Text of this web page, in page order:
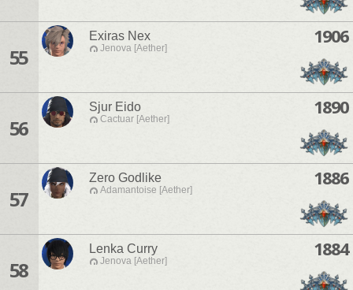
55
Exiras Nex
Jenova [Aether]
1906
56
Sjur Eido
Cactuar [Aether]
1890
57
Zero Godlike
Adamantoise [Aether]
1886
58
Lenka Curry
Jenova [Aether]
1884